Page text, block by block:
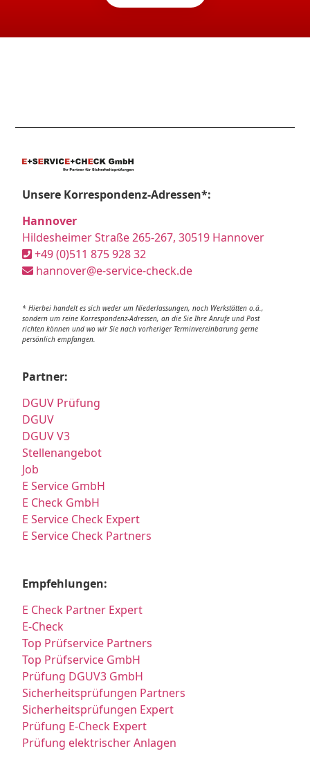
Unsere Korrespondenz-Adressen*:
Hannover
Hildesheimer Straße 265-267, 30519 Hannover
+49 (0)511 875 928 32
hannover@e-service-check.de
* Hierbei handelt es sich weder um Niederlassungen, noch Werkstätten o.ä.,
sondern um reine Korrespondenz-Adressen, an die Sie Ihre Anrufe und Post
richten können und wo wir Sie nach vorheriger Terminvereinbarung gerne
persönlich empfangen.
Partner:
DGUV Prüfung
DGUV
DGUV V3
Stellenangebot
Job
E Service GmbH
E Check GmbH
E Service Check Expert
E Service Check Partners
Empfehlungen:
E Check Partner Expert
E-Check
Top Prüfservice Partners
Top Prüfservice GmbH
Prüfung DGUV3 GmbH
Sicherheitsprüfungen Partners
Sicherheitsprüfungen Expert
Prüfung E-Check Expert
Prüfung elektrischer Anlagen